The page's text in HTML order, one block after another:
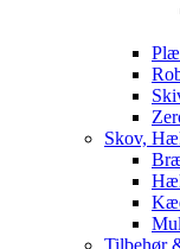
Skov,
Tilbehør